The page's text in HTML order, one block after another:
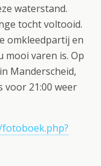
waterstand.
tocht voltooid.
omkleedpartij en
mooi varen is. Op
Manderscheid,
voor 21:00 weer